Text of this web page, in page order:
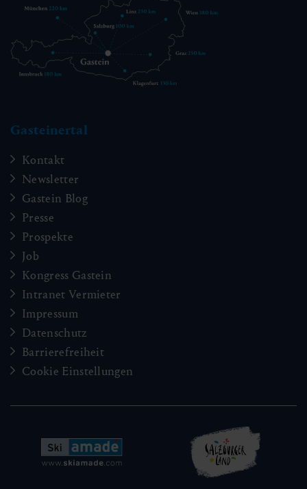
Gasteinertal
Kontakt
Newsletter
Gastein Blog
Presse
Prospekte
Job
Kongress Gastein
Intranet Vermieter
Impressum
Datenschutz
Barrierefreiheit
Cookie Einstellungen